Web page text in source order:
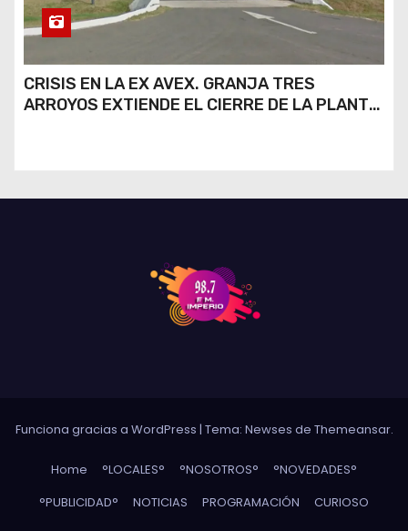
CRISIS EN LA EX AVEX. GRANJA TRES
ARROYOS EXTIENDE EL CIERRE DE LA PLANTA
Funciona gracias a WordPress | Tema: Newses de Themeansar.
Home °LOCALES° °NOSOTROS°
°NOVEDADES°
°PUBLICIDAD°
NOTICIAS PROGRAMACIÓN
CURIOSO